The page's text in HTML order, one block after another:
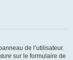
de l’utilisateur.
sur le formulaire de